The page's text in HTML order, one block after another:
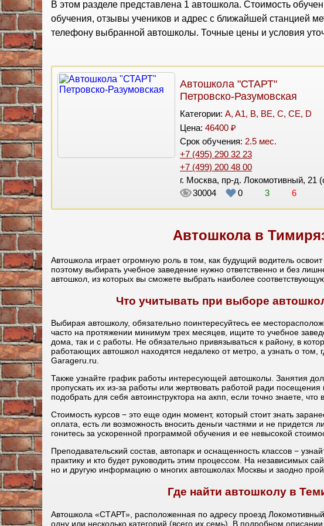
В этом разделе представлена 1 автошкола. Стоимость
обучения, отзывы учеников и адрес с ближайшей станцией
телефону выбранной автошколы. Точные цены и условия
Автошкола "СТАРТ"
Петровско-Разумовская
Категории: A, A1, B, BE, C, CE, D
Цена: 46400 ₽
Срок обучения: 2.5 мес.
+7 (495) 290 32 23
+7 (499) 200 48 00
г. Москва, пр-д. Локомотивный, 21
30004
0 3 6
Автошкола в
Автошкола играет огромную роль в том, как будущий водитель
поэтому выбирать учебное заведение нужно ответственно и без
автошкол, из которых вы сможете выбрать наиболее
Что учитывать при выборе
Выбирая автошколу, обязательно поинтересуйтесь ее
часто на протяжении минимум трех месяцев, ищите то учебное
дома, так и с работы. Не обязательно привязываться к району, в
работающих автошкол находятся недалеко от метро, а узнать о
Garageru.ru.
Также узнайте график работы интересующей автошколы. Занятия
пропускать их из-за работы или жертвовать работой ради
подобрать для себя автоинструктора на акпп, если точно знаете,
Стоимость курсов − это еще один момент, который стоит знать
оплата, есть ли возможность вносить деньги частями и не придется
гонитесь за ускоренной программой обучения и ее невысокой
Преподавательский состав, автопарк и оснащенность классов −
практику и кто будет руководить этим процессом. На независимых
но и другую информацию о многих автошколах Москвы и заодно
Где найти автошколу в
Автошкола «СТАРТ», расположенная по адресу проезд
одну или несколько категорий (всего их семь). В подробном